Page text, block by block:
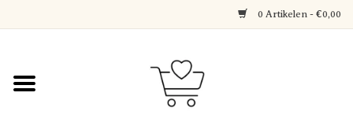
0 Artikelen - €0,00
Home